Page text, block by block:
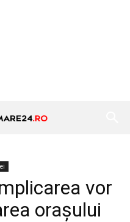
vor
orașului